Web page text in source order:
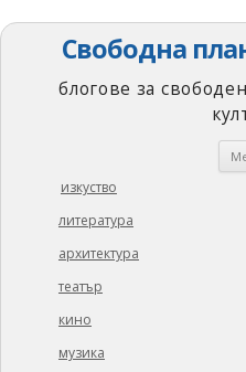
Свободна
блогове за
изкуство
литература
архитектура
театър
кино
музика